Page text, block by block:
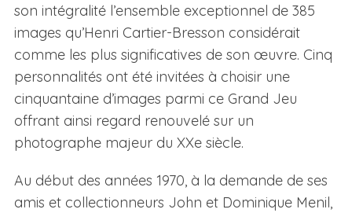
son intégralité l’ensemble exceptionnel de 385
images qu’Henri Cartier-Bresson considérait
comme les plus significatives de son œuvre. Cinq
personnalités ont été invitées à choisir une
cinquantaine d’images parmi ce Grand Jeu
offrant ainsi regard renouvelé sur un
photographe majeur du XXe siècle.
Au début des années 1970, à la demande de ses
amis et collectionneurs John et Dominique Menil,